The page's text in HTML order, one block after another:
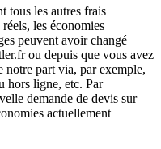
tous les autres frais
les économies
peuvent avoir changé
ou depuis que vous avez
notre part via, par exemple,
hors ligne, etc. Par
demande de devis sur
actuellement